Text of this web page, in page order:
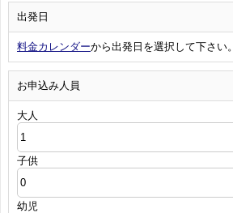
出発日
料金カレンダーから出発日を選択して下さい。
お申込み人員
大人
子供
幼児